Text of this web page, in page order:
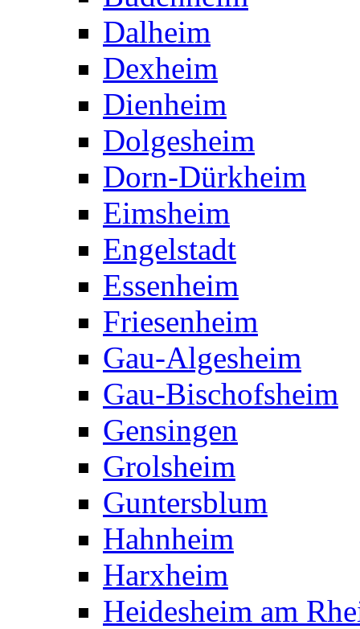
Dalheim
Dexheim
Dienheim
Dolgesheim
Dorn-Dürkheim
Eimsheim
Engelstadt
Essenheim
Friesenheim
Gau-Algesheim
Gau-Bischofsheim
Gensingen
Grolsheim
Guntersblum
Hahnheim
Harxheim
Heidesheim am